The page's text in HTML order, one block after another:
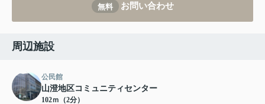
無料 お問い合わせ
周辺施設
公民館
山澄地区コミュニティセンター
102ｍ（2分）